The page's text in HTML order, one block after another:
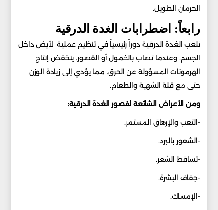
الحرمان الطويل.
رابعاً: اضطرابات الغدة الدرقية
تلعب الغدة الدرقية دوراً رئيسياً في تنظيم عملية الأيض داخل
الجسم. وعندما تصاب بالخمول أو القصور. ينخفض إنتاج
الهرمونات المسؤولة عن الحرق. مما يؤدي إلى زيادة الوزن
حتى مع قلة الشهية والطعام.
ومن الأعراض الشائعة لقصور الغدة الدرقية:
-التعب والإرهاق المستمر.
-الشعور بالبرد.
-تساقط الشعر.
-جفاف البشرة.
-الإمساك.